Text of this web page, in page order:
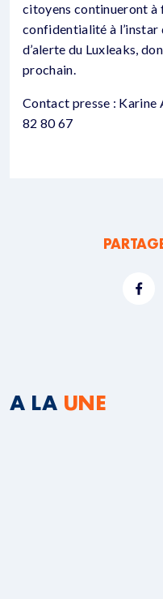
citoyens continueront à
confidentialité à l’instar
d’alerte du Luxleaks,
prochain.
Contact presse : Karine
82 80 67
A LA UNE